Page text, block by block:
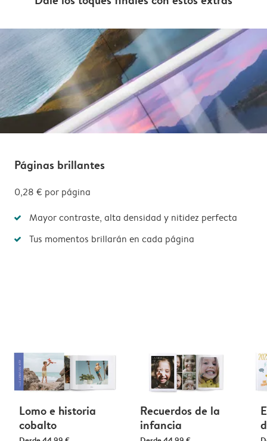
Páginas brillantes
0,28 € por página
Mayor contraste, alta densidad y nitidez perfecta
Tus momentos brillarán en cada página
Lomo e historia
cobalto
Recuerdos de la
infancia